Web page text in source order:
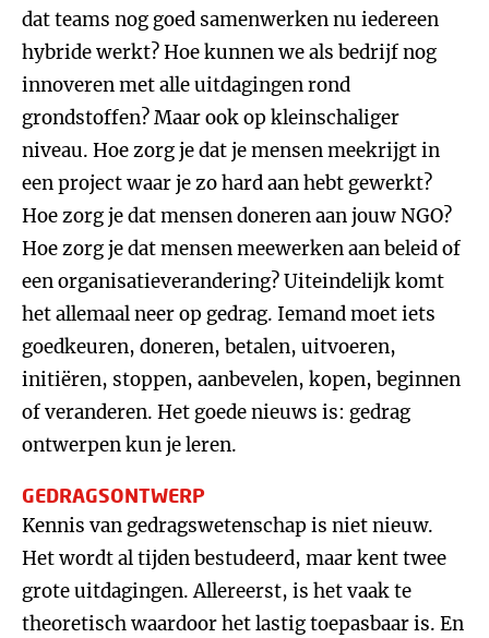
dat teams nog goed samenwerken nu iedereen
hybride werkt? Hoe kunnen we als bedrijf nog
innoveren met alle uitdagingen rond
grondstoffen? Maar ook op kleinschaliger
niveau. Hoe zorg je dat je mensen meekrijgt in
een project waar je zo hard aan hebt gewerkt?
Hoe zorg je dat mensen doneren aan jouw NGO?
Hoe zorg je dat mensen meewerken aan beleid of
een organisatieverandering? Uiteindelijk komt
het allemaal neer op gedrag. Iemand moet iets
goedkeuren, doneren, betalen, uitvoeren,
initiëren, stoppen, aanbevelen, kopen, beginnen
of veranderen. Het goede nieuws is: gedrag
ontwerpen kun je leren.
GEDRAGSONTWERP
Kennis van gedragswetenschap is niet nieuw.
Het wordt al tijden bestudeerd, maar kent twee
grote uitdagingen. Allereerst, is het vaak te
theoretisch waardoor het lastig toepasbaar is. En